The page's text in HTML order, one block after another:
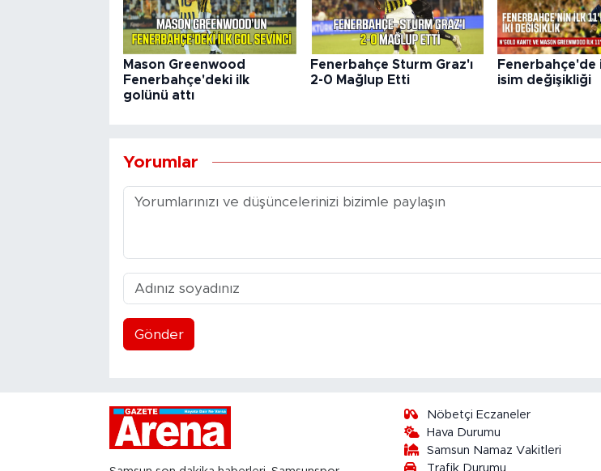
Mason Greenwood
Fenerbahçe'deki ilk
golünü attı
Fenerbahçe Sturm Graz'ı
2-0 Mağlup Etti
Fenerbahçe'de
isim değişikliği
Yorumlar
Gönder
Nöbetçi Eczaneler
Hava Durumu
Samsun Namaz Vakitleri
Trafik Durumu